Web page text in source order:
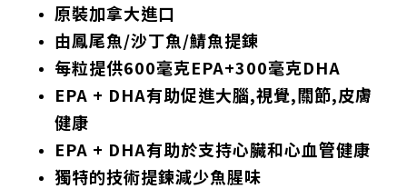
原裝加拿大進口
由鳳尾魚/沙丁魚/鯖魚提錬
每粒提供600毫克EPA+300毫克DHA
EPA + DHA有助促進大腦,視覺,關節,皮膚
健康
EPA + DHA有助於支持心臟和心血管健康
獨特的技術提鍊減少魚腥味